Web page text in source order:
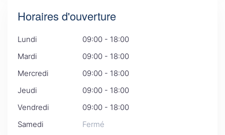
Horaires d'ouverture
Lundi
09:00 - 18:00
Mardi
09:00 - 18:00
Mercredi
09:00 - 18:00
Jeudi
09:00 - 18:00
Vendredi
09:00 - 18:00
Samedi
Fermé